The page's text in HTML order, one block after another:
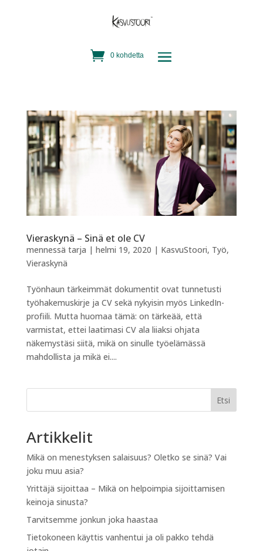
0 kohdetta
Vieraskynä – Sinä et ole CV
mennessä tarja | helmi 19, 2020 | KasvuStoori, Työ,
Vieraskynä
Työnhaun tärkeimmät dokumentit ovat tunnetusti
työhakemuskirje ja CV sekä nykyisin myös LinkedIn-
profiili. Mutta huomaa tämä: on tärkeää, että
varmistat, ettei laatimasi CV ala liiaksi ohjata
näkemystäsi siitä, mikä on sinulle työelämässä
mahdollista ja mikä ei....
Etsi
Artikkelit
Mikä on menestyksen salaisuus? Oletko se sinä? Vai
joku muu asia?
Yrittäjä sijoittaa – Mikä on helpoimpia sijoittamisen
keinoja sinusta?
Tarvitsemme jonkun joka haastaa
Tietokoneen käyttis vanhentui ja oli pakko tehdä